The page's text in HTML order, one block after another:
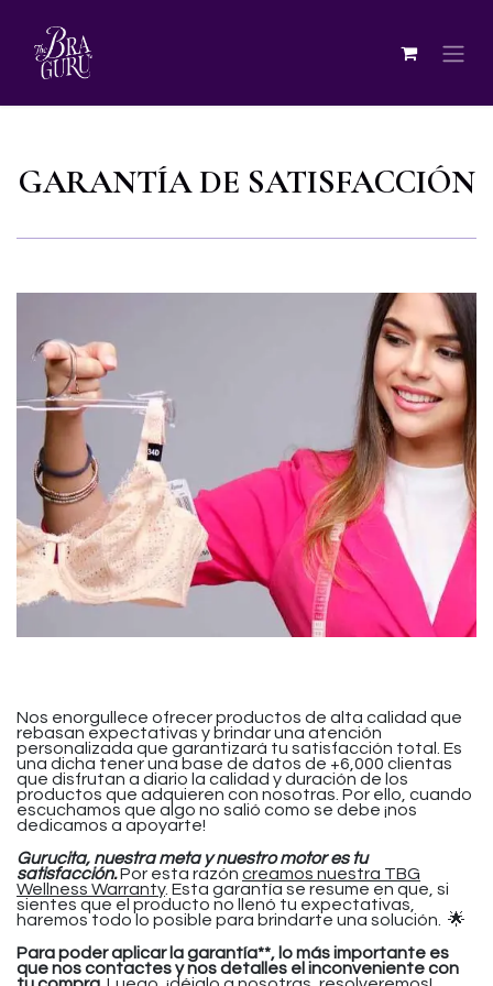
GARANTÍA DE SATISFACCIÓN
Nos enorgullece ofrecer productos de alta calidad que
rebasan expectativas y brindar una atención
personalizada que garantizará tu satisfacción total. Es
una dicha tener una base de datos de +6,000 clientas
que disfrutan a diario la calidad y duración de los
productos que adquieren con nosotras. Por ello, cuando
escuchamos que algo no salió como se debe ¡nos
dedicamos a apoyarte!
Gurucita, nuestra meta y nuestro motor es tu
satisfacción.Por esta razón creamos nuestra TBG
Wellness Warranty. Esta garantía se resume en que, si
sientes que el producto no llenó tu expectativas,
haremos todo lo posible para brindarte una solución. 🌟
Para poder aplicar la garantía**, lo más importante es
que nos contactes y nos detalles el inconveniente con